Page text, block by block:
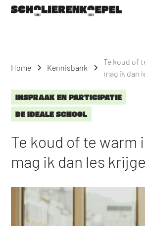
Home Kennisbank
Te koud of
mag ik dan
INSPRAAK EN PARTICIPATIE
DE IDEALE SCHOOL
Te koud of te warm
mag ik dan les